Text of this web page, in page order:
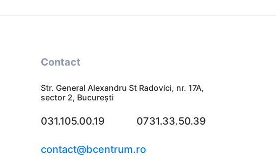
Contact
Str. General Alexandru St Radovici, nr. 17A,
sector 2, București
031.105.00.19 0731.33.50.39
contact@bcentrum.ro